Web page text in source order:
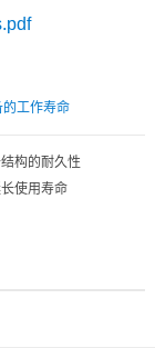
工作寿命
构的耐久性
使用寿命